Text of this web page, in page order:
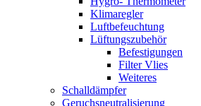
Klimaregler
Luftbefeuchtung
Lüftungszubehör
Befestigungen
Filter Vlies
Weiteres
Schalldämpfer
Geruchsneutralisierung